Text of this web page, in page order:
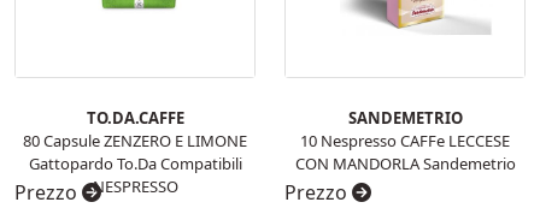
TO.DA.CAFFE
80 Capsule ZENZERO E LIMONE
Gattopardo To.Da Compatibili
NESPRESSO
Prezzo
SANDEMETRIO
10 Nespresso CAFFe LECCESE
CON MANDORLA Sandemetrio
Prezzo